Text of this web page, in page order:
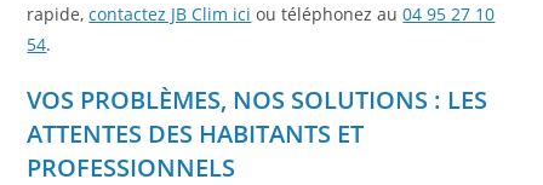
rapide,contactez JB Clim ici ou téléphonez au04 95 27 10
54.
VOS PROBLÈMES, NOS SOLUTIONS : LES
ATTENTES DES HABITANTS ET
PROFESSIONNELS